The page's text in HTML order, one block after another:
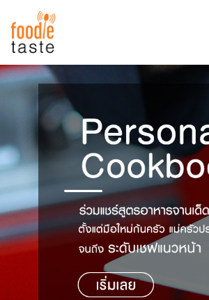
สูตรอาหาร
สูตรอาหารล่าสุด
Top Foodie
พาไปชิม
สารพันก้นครัว
เคล็ดลับน่ารู้
เปรียบเทียบหน่วยการตวง
เปรียบเทียบอุณหภูมิ
เปรียบเทียบน้ำหนักวัตถุดิบ
FoodPedia
สร้าง Cookbook